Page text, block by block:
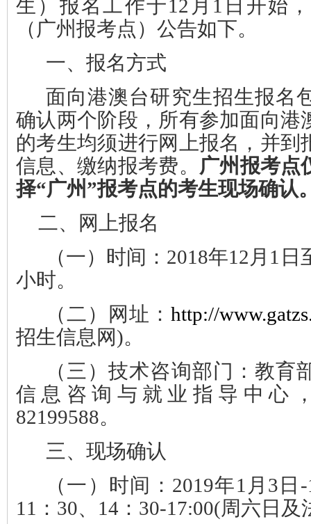
生）报名工作于12月1日开始
（广州报考点）公告如下。
一、报名方式
面向港澳台研究生招生报名
确认两个阶段，所有参加面向港
的考生均须进行网上报名，并到
信息、缴纳报考费。 广州报考点
择“广州”报考点的考生现场确认
二、网上报名
（一）时间 ：2018年12月1
小时。
（二）网址 ： http://
招生信息网)。
（三）技术咨询部门 ：教育
信息咨询与就业指导中心
82199588。
三、现场确认
（一）时间 ：2019年1月3
11：30、14：30-17:00(周六日